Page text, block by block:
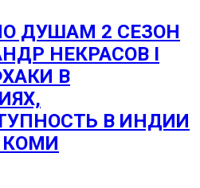
ДУШАМ 2 СЕЗОН
НЕКРАСОВ I
В
В ИНДИИ
КОМИ